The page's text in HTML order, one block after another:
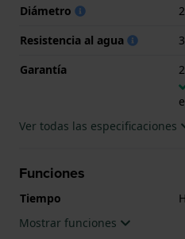
Diámetro
Resistencia al agua
Garantía
Ver todas las especificaciones
Funciones
Tiempo
Mostrar funciones